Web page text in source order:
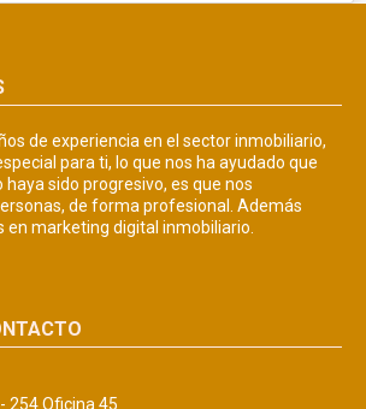
de experiencia en el sector inmobiliario,
para ti, lo que nos ha ayudado que
sido progresivo, es que nos
de forma profesional. Además
en marketing digital inmobiliario.
254 Oficina 45